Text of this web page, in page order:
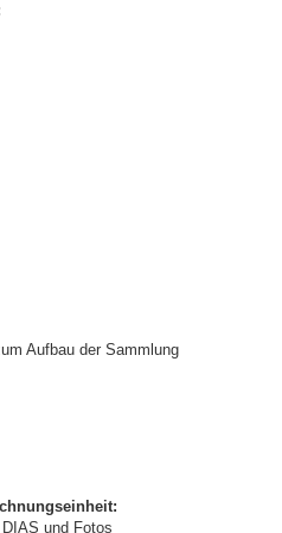
Aufbau der Sammlung
und Fotos